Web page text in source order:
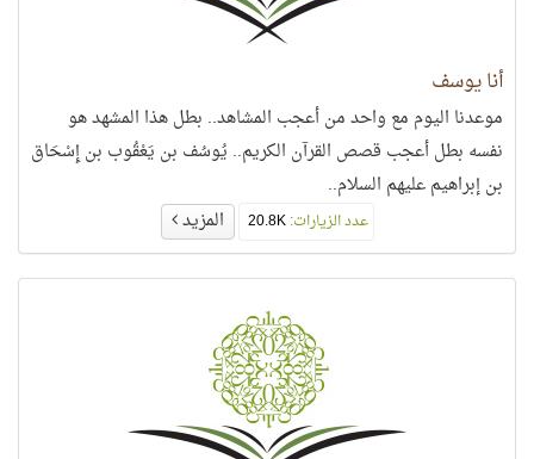
أنا يوسف
موعدنا اليوم مع واحد من أعجب المشاهد.. بطل هذا المشهد هو
نفسه بطل أعجب قصص القرآن الكريم.. يُوسُف بن يَعْقُوب بن إِسْحَاق
بن إبراهيم عليهم السلام..
عدد الزيارات:20.8K المزيد